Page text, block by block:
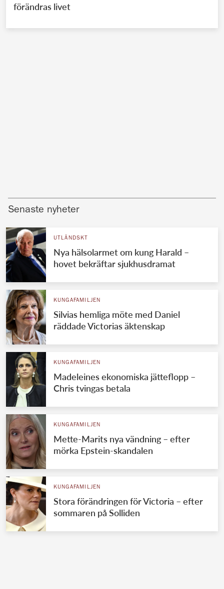
förändras livet
Senaste nyheter
UTLÄNDSKT
Nya hälsolarmet om kung Harald –
hovet bekräftar sjukhusdramat
KUNGAFAMILJEN
Silvias hemliga möte med Daniel
räddade Victorias äktenskap
KUNGAFAMILJEN
Madeleines ekonomiska jätteflopp –
Chris tvingas betala
KUNGAFAMILJEN
Mette-Marits nya vändning – efter
mörka Epstein-skandalen
KUNGAFAMILJEN
Stora förändringen för Victoria – efter
sommaren på Solliden